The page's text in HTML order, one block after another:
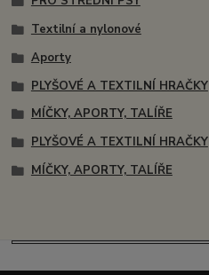
Textilní a nylonové
Aporty
PLYŠOVÉ A TEXTILNÍ HRAČKY
MÍČKY, APORTY, TALÍŘE
PLYŠOVÉ A TEXTILNÍ HRAČKY
MÍČKY, APORTY, TALÍŘE